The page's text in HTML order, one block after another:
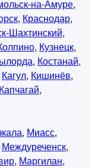
на-Амуре,
, Краснодар,
Шахтинский,
, Кузнецк,
, Костанай,
Кагул, Кишинёв,
Капчагай,
, Миасс,
Междуреченск,
, Маргилан,